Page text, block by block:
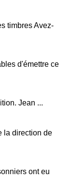
timbres Avez-
d'émettre ce
Jean ...
la direction de
ont eu